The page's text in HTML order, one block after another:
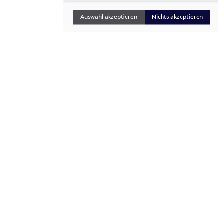
Auswahl akzeptieren Nichts akzeptieren